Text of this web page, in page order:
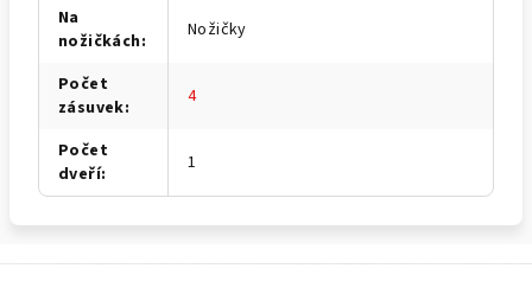
Na
nožičkách: Nožičky
Počet
zásuvek: 4
Počet
dveří: 1